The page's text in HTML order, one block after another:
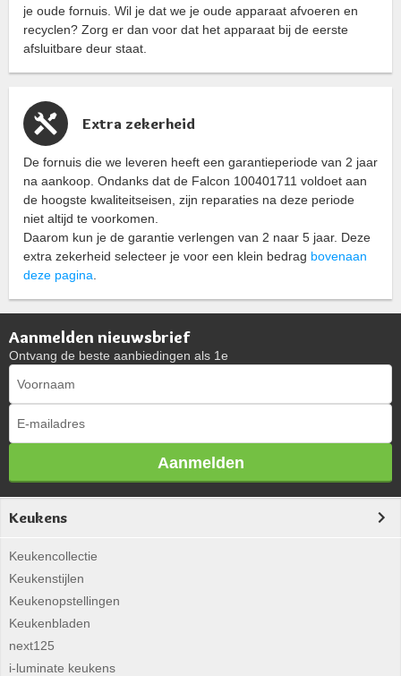
je oude fornuis. Wil je dat we je oude apparaat afvoeren en
recyclen? Zorg er dan voor dat het apparaat bij de eerste
afsluitbare deur staat.
Extra zekerheid
De fornuis die we leveren heeft een garantieperiode van 2 jaar
na aankoop. Ondanks dat de Falcon 100401711 voldoet aan
de hoogste kwaliteitseisen, zijn reparaties na deze periode
niet altijd te voorkomen.
Daarom kun je de garantie verlengen van 2 naar 5 jaar. Deze
extra zekerheid selecteer je voor een klein bedrag bovenaan
deze pagina
Aanmelden nieuwsbrief
Ontvang de beste aanbiedingen als 1e
Aanmelden
Keukens
Keukencollectie
Keukenstijlen
Keukenopstellingen
Keukenbladen
next125
i-luminate keukens